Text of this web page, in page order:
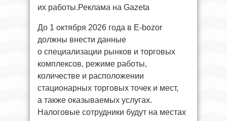
их работы.Реклама на Gazeta
До 1 октября 2026 года в E-bozor
должны внести данные
о специализации рынков и торговых
комплексов, режиме работы,
количестве и расположении
стационарных торговых точек и мест,
а также оказываемых услугах.
Налоговые сотрудники будут на местах